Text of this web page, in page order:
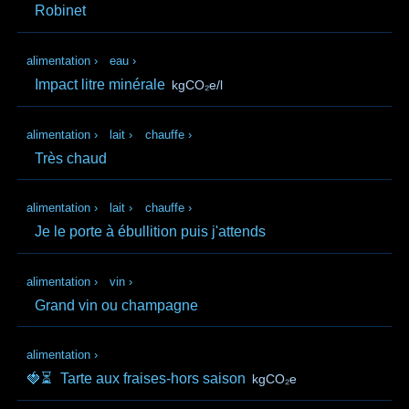
Robinet
alimentation › eau ›
Impact litre minérale kgCO₂e/l
alimentation › lait › chauffe ›
Très chaud
alimentation › lait › chauffe ›
Je le porte à ébullition puis j'attends
alimentation › vin ›
Grand vin ou champagne
alimentation ›
🍓⏳ Tarte aux fraises-hors saison kgCO₂e